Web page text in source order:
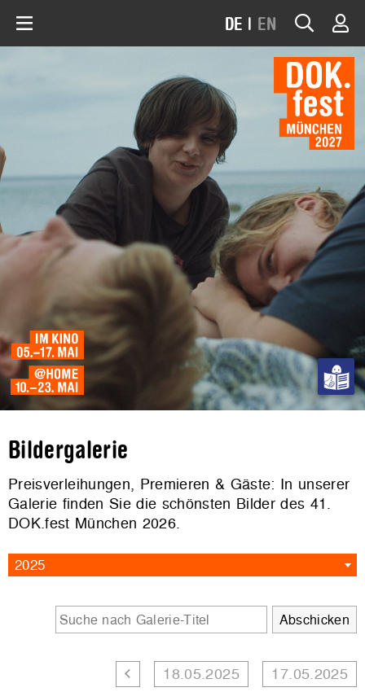
DE | EN
Bildergalerie
Preisverleihungen, Premieren & Gäste: In unserer
Galerie finden Sie die schönsten Bilder des 41.
DOK.fest München 2026.
2025
18.05.2025 17.05.2025